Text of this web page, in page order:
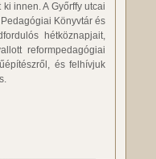
innen. A Győrffy utcai
Könyvtár és
hétköznapjait,
reformpedagógiai
és felhívjuk